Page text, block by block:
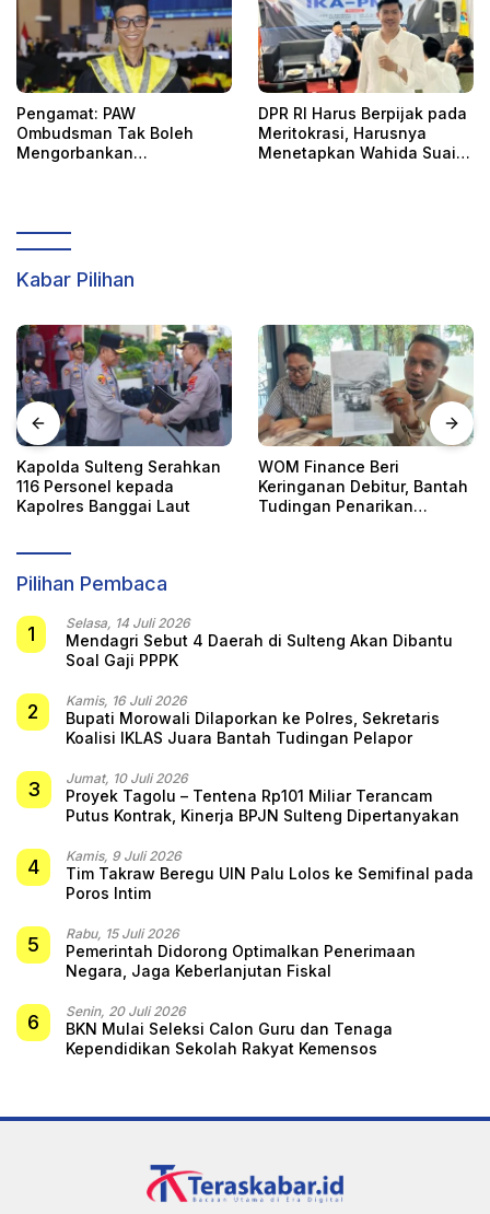
Pengamat: PAW
Ombudsman Tak Boleh
Mengorbankan
DPR RI Harus Berpijak pada
Meritokrasi, Harusnya
Menetapkan Wahida Suaib
Kabar Pilihan
Kapolda Sulteng Serahkan
116 Personel kepada
Kapolres Banggai Laut
WOM Finance Beri
Keringanan Debitur, Bantah
Tudingan Penarikan
Pilihan Pembaca
1 Selasa, 14 Juli 2026
Mendagri Sebut 4 Daerah di Sulteng Akan Dibantu
Soal Gaji PPPK
2 Kamis, 16 Juli 2026
Bupati Morowali Dilaporkan ke Polres, Sekretaris
Koalisi IKLAS Juara Bantah Tudingan Pelapor
3 Jumat, 10 Juli 2026
Proyek Tagolu – Tentena Rp101 Miliar Terancam
Putus Kontrak, Kinerja BPJN Sulteng Dipertanyakan
4 Kamis, 9 Juli 2026
Tim Takraw Beregu UIN Palu Lolos ke Semifinal pada
Poros Intim
5 Rabu, 15 Juli 2026
Pemerintah Didorong Optimalkan Penerimaan
Negara, Jaga Keberlanjutan Fiskal
6 Senin, 20 Juli 2026
BKN Mulai Seleksi Calon Guru dan Tenaga
Kependidikan Sekolah Rakyat Kemensos